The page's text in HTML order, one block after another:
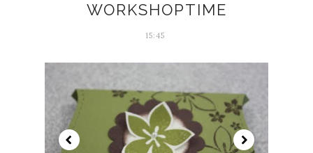
WORKSHOPTIME
15:45